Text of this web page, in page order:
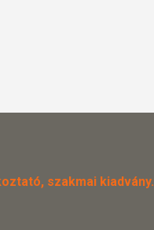
szakmai kiadvány.